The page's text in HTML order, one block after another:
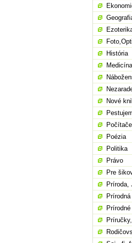
História
Medicína
Nové
Poézia
Politika
Právo
Pre
Príroda,